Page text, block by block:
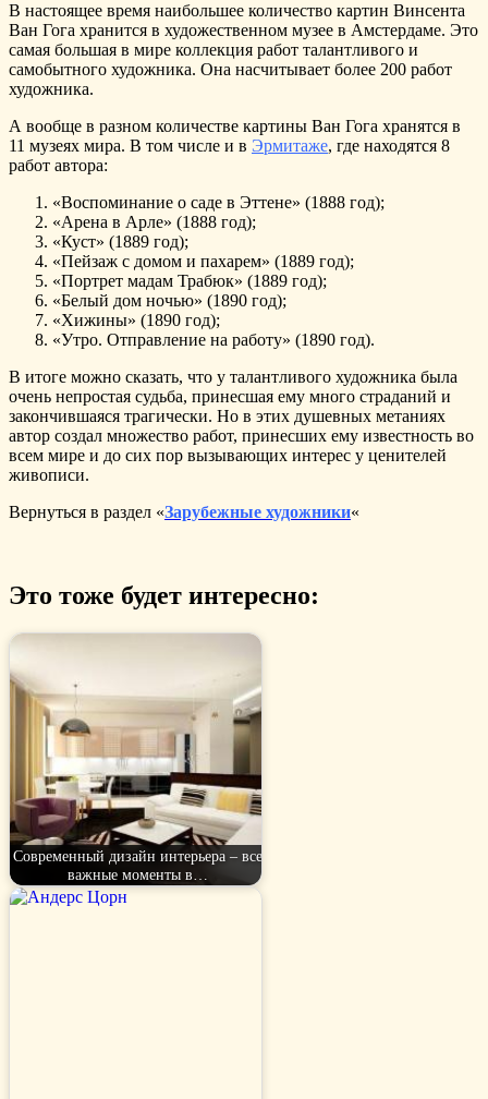
В настоящее время наибольшее количество картин Винсента
Ван Гога хранится в художественном музее в Амстердаме. Это
самая большая в мире коллекция работ талантливого и
самобытного художника. Она насчитывает более 200 работ
художника.
А вообще в разном количестве картины Ван Гога хранятся в
11 музеях мира. В том числе и в Эрмитаже, где находятся 8
работ автора:
«Воспоминание о саде в Эттене» (1888 год);
«Арена в Арле» (1888 год);
«Куст» (1889 год);
«Пейзаж с домом и пахарем» (1889 год);
«Портрет мадам Трабюк» (1889 год);
«Белый дом ночью» (1890 год);
«Хижины» (1890 год);
«Утро. Отправление на работу» (1890 год).
В итоге можно сказать, что у талантливого художника была
очень непростая судьба, принесшая ему много страданий и
закончившаяся трагически. Но в этих душевных метаниях
автор создал множество работ, принесших ему известность во
всем мире и до сих пор вызывающих интерес у ценителей
живописи.
Вернуться в раздел «Зарубежные художники«
Это тоже будет интересно:
Современный дизайн интерьера – все
важные моменты в…